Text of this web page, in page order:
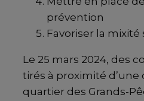
prévention
Favoriser la mixité
Le 25 mars 2024, des
tirés à proximité d’une
quartier des Grands-